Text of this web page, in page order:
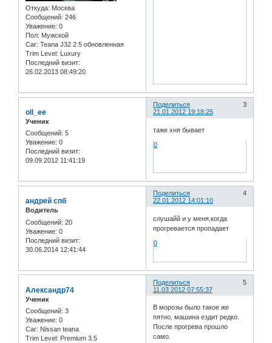
Откуда: Москва
Сообщений: 246
Уважение: 0
Пол: Мужской
Car: Teana J32 2.5 обновленная
Trim Level: Luxury
Последний визит:
26.02.2013 08:49:20
Поделиться
3
21.01.2012 19:18:25
oll_ee
Ученик
Сообщений: 5
Уважение: 0
Последний визит:
09.09.2012 11:41:19
таже хня бывает
0
Поделиться
4
22.01.2012 14:01:10
андрей спб
Водитель
Сообщений: 20
Уважение: 0
Последний визит:
30.06.2014 12:41:44
слушайй и у меня,когда
прогревается пропадает
0
Поделиться
5
11.03.2012 07:55:37
Александр74
Ученик
Сообщений: 3
Уважение: 0
Car: Nissan teana
Trim Level: Premium 3.5
В морозы было такое же
пятно, машина ездит редко.
После прогрева прошло
само.